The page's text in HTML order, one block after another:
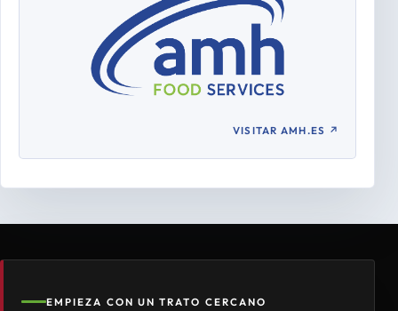
VISITAR AMH.ES ↗
EMPIEZA CON UN TRATO CERCANO